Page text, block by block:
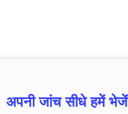
अपनी जांच सीधे हमें भेजें